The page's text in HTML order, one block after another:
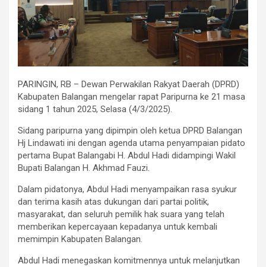
PARINGIN, RB – Dewan Perwakilan Rakyat Daerah (DPRD)
Kabupaten Balangan mengelar rapat Paripurna ke 21 masa
sidang 1 tahun 2025, Selasa (4/3/2025).
Sidang paripurna yang dipimpin oleh ketua DPRD Balangan
Hj Lindawati ini dengan agenda utama penyampaian pidato
pertama Bupat Balangabi H. Abdul Hadi didampingi Wakil
Bupati Balangan H. Akhmad Fauzi.
Dalam pidatonya, Abdul Hadi menyampaikan rasa syukur
dan terima kasih atas dukungan dari partai politik,
masyarakat, dan seluruh pemilik hak suara yang telah
memberikan kepercayaan kepadanya untuk kembali
memimpin Kabupaten Balangan.
Abdul Hadi menegaskan komitmennya untuk melanjutkan